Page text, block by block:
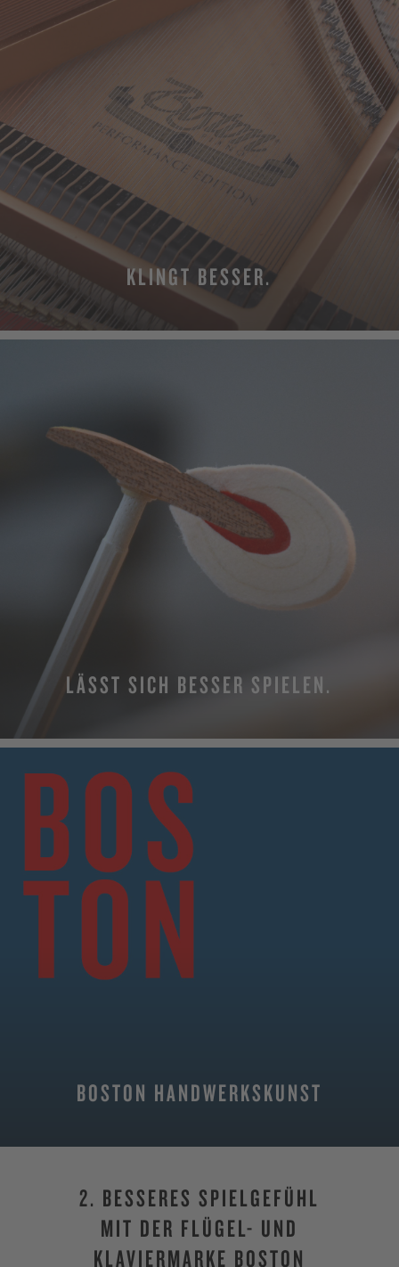
KLINGT BESSER.
LÄSST SICH BESSER SPIELEN.
BOSTON HANDWERKSKUNST
2. BESSERES SPIELGEFÜHL
MIT DER FLÜGEL- UND
KLAVIERMARKE BOSTON